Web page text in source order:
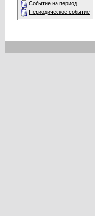
Событие на период
Периодическое событие